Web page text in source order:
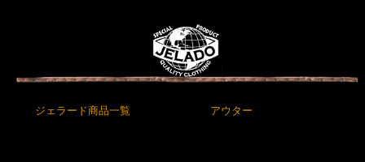
ジェラード商品一覧 アウター